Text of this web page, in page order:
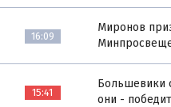
16:09
Миронов
15:41
Большевики
они -